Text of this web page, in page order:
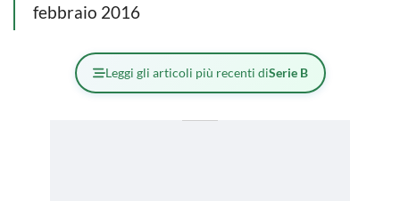
febbraio 2016
Leggi gli articoli più recenti diSerie B